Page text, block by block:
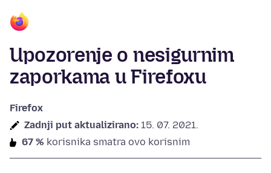
Upozorenje o nesigurnim
zaporkama u Firefoxu
Firefox
Zadnji put aktualizirano: 15. 07. 2021.
67 % korisnika smatra ovo korisnim